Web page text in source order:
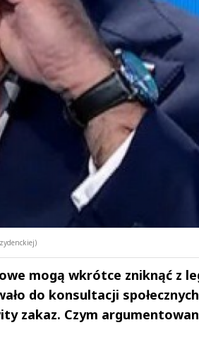
mogą wkrótce zniknąć z
do konsultacji
zakaz. Czym